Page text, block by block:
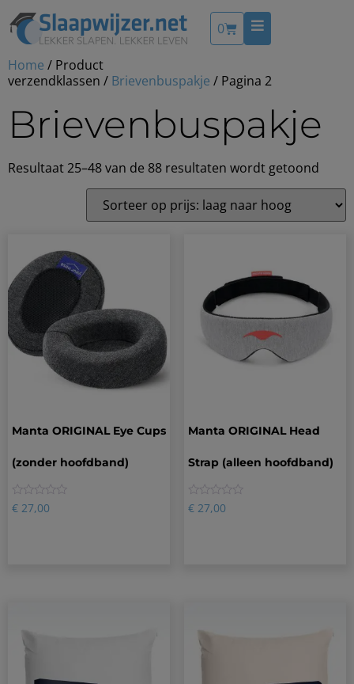
0
Home / Product
verzendklassen / Brievenbuspakje / Pagina 2
Brievenbuspakje
Resultaat 25–48 van de 88 resultaten wordt getoond
Manta ORIGINAL Eye Cups
(zonder hoofdband)
0
€ 27,00
Manta ORIGINAL Head
Strap (alleen hoofdband)
0
€27,00